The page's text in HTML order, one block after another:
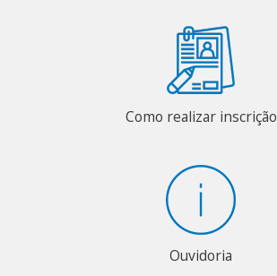
Como realizar inscrição
Ouvidoria